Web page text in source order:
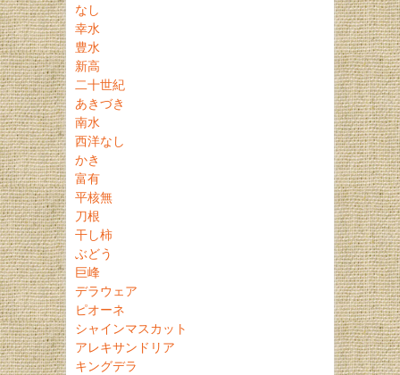
なし
幸水
豊水
新高
二十世紀
あきづき
南水
西洋なし
かき
富有
平核無
刀根
干し柿
ぶどう
巨峰
デラウェア
ピオーネ
シャインマスカット
アレキサンドリア
キングデラ